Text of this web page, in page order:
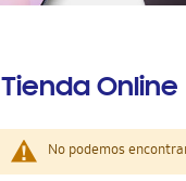
Tienda Online
No podemos